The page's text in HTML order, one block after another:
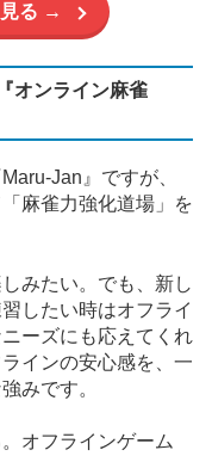
る →
オンライン麻雀
Jan』ですが、
麻雀力強化道場」を
みたい。でも、新し
したい時はオフライ
ーズにも応えてくれ
インの安心感を、一
みです。
オフラインゲーム